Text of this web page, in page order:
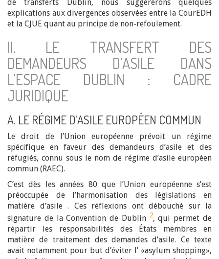
de transferts Dublin, nous suggérerons quelques
explications aux divergences observées entre la CourEDH
et la CJUE quant au principe de non-refoulement.
II. LE TRANSFERT DES
DEMANDEURS D’ASILE DANS
L’ESPACE DUBLIN : CADRE
JURIDIQUE
A. LE RÉGIME D’ASILE EUROPÉEN COMMUN
Le droit de l’Union européenne prévoit un régime
spécifique en faveur des demandeurs d’asile et des
réfugiés, connu sous le nom de régime d’asile européen
commun (RAEC).
C’est dès les années 80 que l’Union européenne s’est
préoccupée de l’harmonisation des législations en
matière d’asile . Ces réflexions ont débouché sur la
signature de la Convention de Dublin 2, qui permet de
répartir les responsabilités des États membres en
matière de traitement des demandes d’asile. Ce texte
avait notamment pour but d’éviter l’ «asylum shopping»,